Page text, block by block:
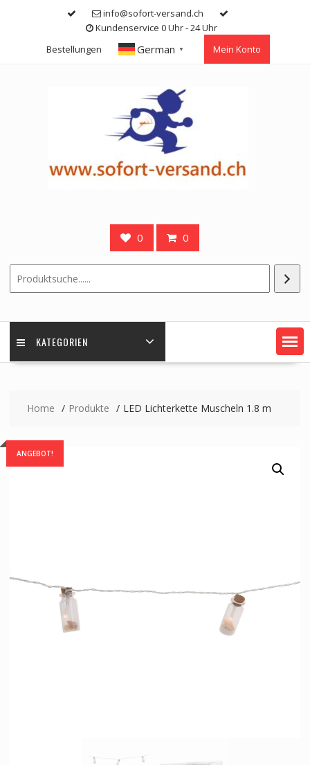
info@sofort-versand.ch
Kundenservice 0 Uhr - 24 Uhr
Bestellungen
German ▼ Mein Konto
0 0
KATEGORIEN
Home Produkte LED Lichterkette Muscheln 1.8 m
ANGEBOT!